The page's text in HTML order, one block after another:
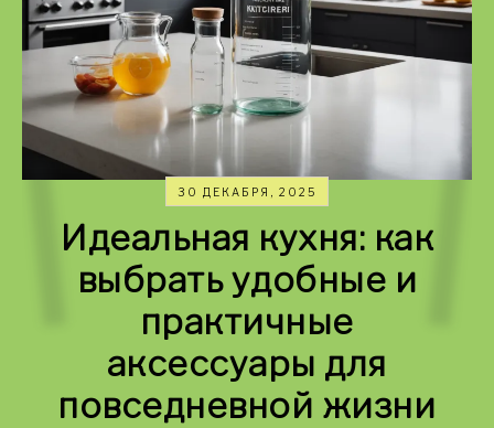
30 ДЕКАБРЯ, 2025
Идеальная кухня: как
выбрать удобные и
практичные
аксессуары для
повседневной жизни